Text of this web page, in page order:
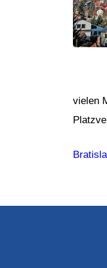
vielen